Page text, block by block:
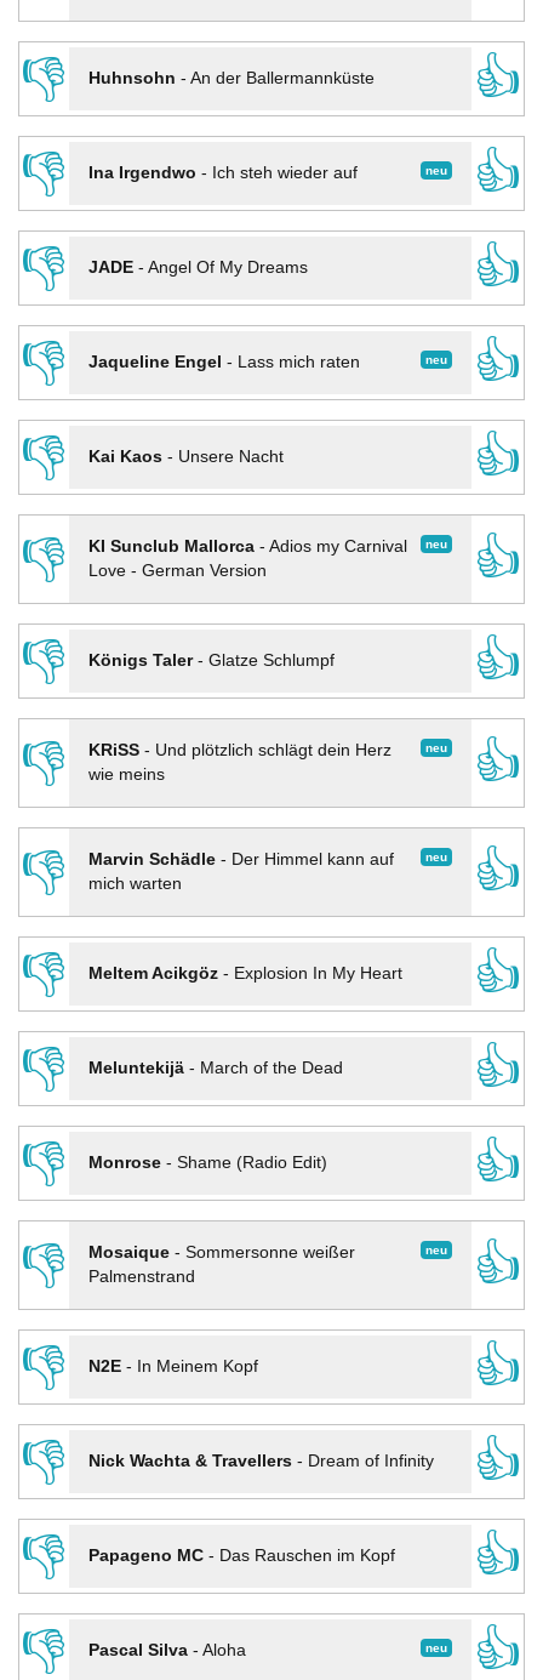
👎
Huhnsohn - An der Ballermannküste
👍
👎
neu
Ina Irgendwo - Ich steh wieder auf
👍
👎
JADE- Angel Of My Dreams
👍
👎
neu
Jaqueline Engel - Lass mich raten
👍
👎
Kai Kaos- Unsere Nacht
👍
👎
neu
KI Sunclub Mallorca- Adios my Carnival
Love - German Version
👍
👎
Königs Taler- Glatze Schlumpf
👍
👎
neu
KRiSS- Und plötzlich schlägt dein Herz
wie meins
👍
👎 neu
Marvin Schädle- Der Himmel kann auf
mich warten
👍
👎
Meltem Acikgöz- Explosion In My Heart
👍
👎
Meluntekijä- March of the Dead
👍
👎
Monrose- Shame (Radio Edit)
👍
👎
neu
Mosaique- Sommersonne weißer
Palmenstrand
👍
👎
N2E- In Meinem Kopf
👍
👎
Nick Wachta & Travellers- Dream of Infinity
👍
👎
Papageno MC- Das Rauschen im Kopf
👍
👎
neu
Pascal Silva- Aloha
👍